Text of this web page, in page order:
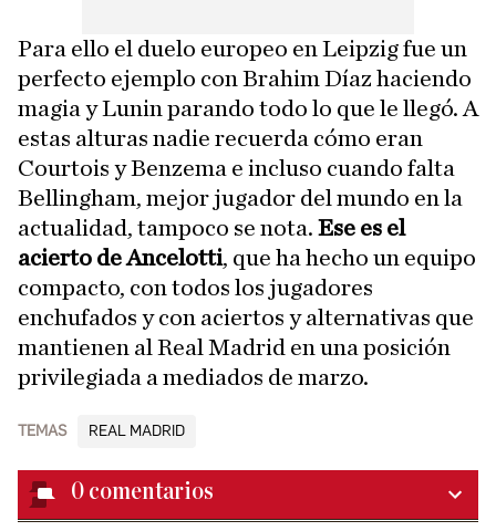
Para ello el duelo europeo en Leipzig fue un
perfecto ejemplo con Brahim Díaz haciendo
magia y Lunin parando todo lo que le llegó. A
estas alturas nadie recuerda cómo eran
Courtois y Benzema e incluso cuando falta
Bellingham, mejor jugador del mundo en la
actualidad, tampoco se nota. Ese es el
acierto de Ancelotti, que ha hecho un equipo
compacto, con todos los jugadores
enchufados y con aciertos y alternativas que
mantienen al Real Madrid en una posición
privilegiada a mediados de marzo.
TEMAS REAL MADRID
0 comentarios